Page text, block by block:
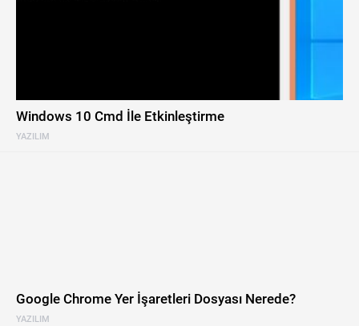
YAZILIM
Windows 10 Cmd İle Etkinleştirme
YAZILIM
Google Chrome Yer İşaretleri Dosyası Nerede?